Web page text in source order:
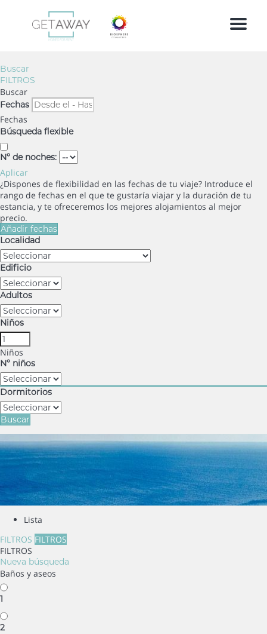
Menu
Buscar
FILTROS
Buscar
Fechas
Fechas
Búsqueda flexible
Nº de noches:
Aplicar
¿Dispones de flexibilidad en las fechas de tu viaje? Introduce el
rango de fechas en el que te gustaría viajar y la duración de tu
estancia, y te ofreceremos los mejores alojamientos al mejor
precio.
Añadir fechas
Localidad
Edificio
Adultos
Niños
Niños
Nº niños
Dormitorios
Buscar
Lista
FILTROS FILTROS
FILTROS
Nueva búsqueda
Baños y aseos
1
2